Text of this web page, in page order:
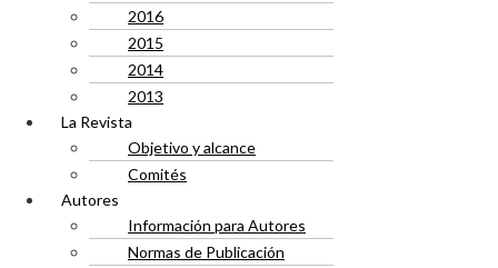
2016
2015
2014
2013
La Revista
Objetivo y alcance
Comités
Autores
Información para Autores
Normas de Publicación